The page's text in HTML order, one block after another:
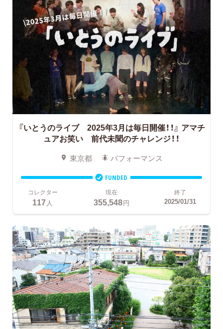
『いとうのライブ 2025年3月は毎日開催！！』 アマチ
ュアお笑い 前代未聞のチャレンジ！！
東京都 パフォーマンス
FUNDED
コレクター
117人
現在
355,548円
終了
2025/01/31